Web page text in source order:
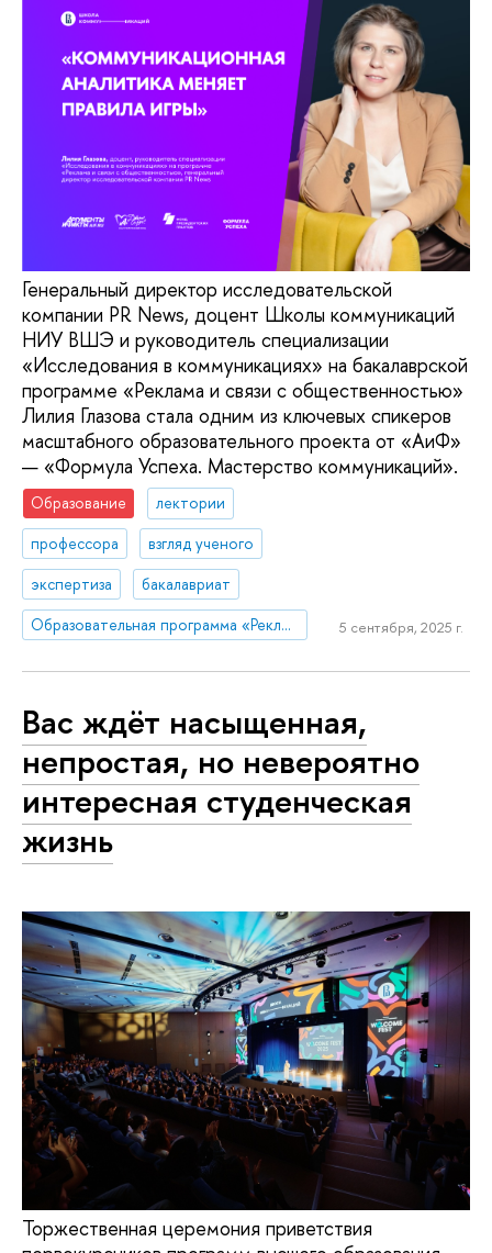
Генеральный директор исследовательской
компании PR News, доцент Школы коммуникаций
НИУ ВШЭ и руководитель специализации
«Исследования в коммуникациях» на бакалаврской
программе «Реклама и связи с общественностью»
Лилия Глазова стала одним из ключевых спикеров
масштабного образовательного проекта от «АиФ»
— «Формула Успеха. Мастерство коммуникаций».
Образование
лектории
профессора
взгляд ученого
экспертиза
бакалавриат
Образовательная программа «Реклама и связи с общественностью»
5 сентября, 2025 г.
Вас ждёт насыщенная,
непростая, но невероятно
интересная студенческая
жизнь
Торжественная церемония приветствия